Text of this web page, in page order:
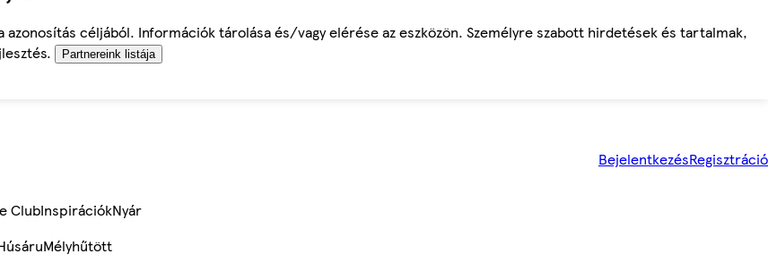
azonosítás céljából. Információk tárolása és/vagy elérése az eszközön. Személyre szabott hirdetések és tartalmak,
Partnereink listája
BejelentkezésRegisztráció
ClubInspirációkNyár
Mélyhűtött